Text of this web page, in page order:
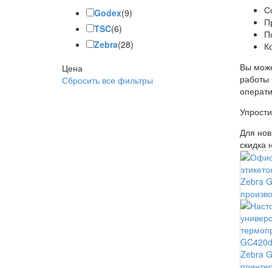
Вы
работы
Для
скидка
Zebra
Godex(9)
TSC(6)
Zebra(28)
Цена
Сбросить все фильтры